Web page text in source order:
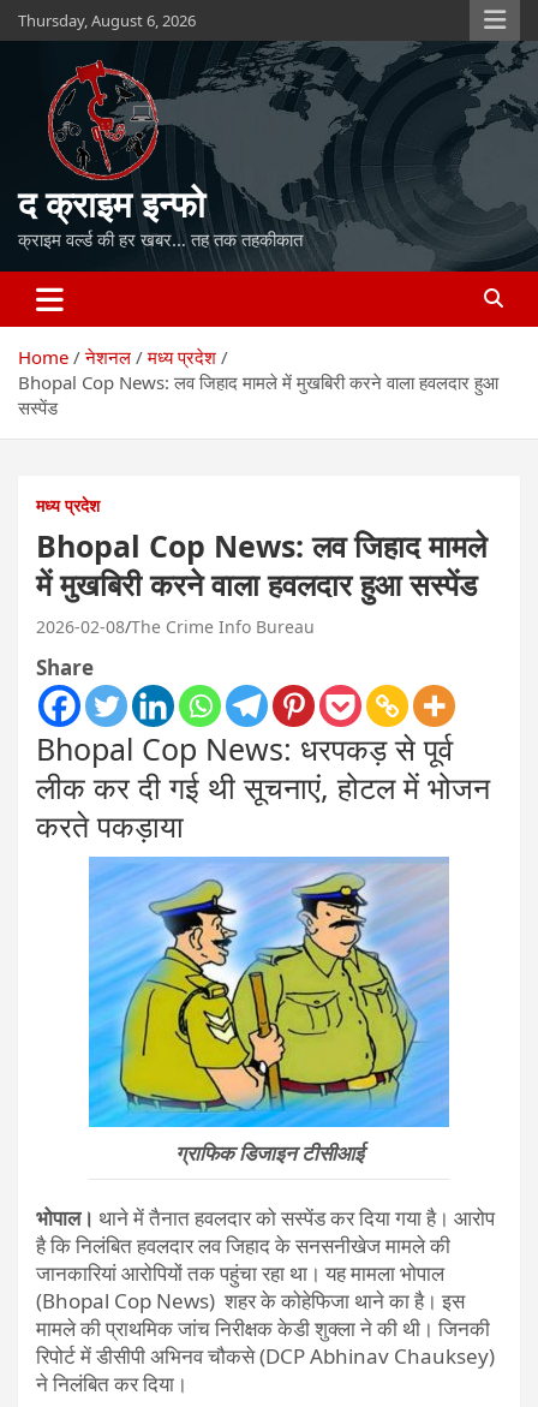
Skip
to
Thursday, August 6, 2026
द क्राइम इन्फो
क्राइम वर्ल्ड की हर खबर… तह तक तहकीकात
Home नेशनल
मध्य प्रदेश
Bhopal Cop News: लव जिहाद मामले में मुखबिरी करने वाला हवलदार हुआ
सस्पेंड
मध्य प्रदेश
Bhopal Cop News: लव जिहाद मामले
में मुखबिरी करने वाला हवलदार हुआ सस्पेंड
2026-02-08 The Crime Info Bureau
Share
Bhopal Cop News: धरपकड़ से पूर्व
लीक कर दी गई थी सूचनाएं, होटल में भोजन
करते पकड़ाया
ग्राफिक डिजाइन टीसीआई
भोपाल। थाने में तैनात हवलदार को सस्पेंड कर दिया गया है। आरोप
है कि निलंबित हवलदार लव जिहाद के सनसनीखेज मामले की
जानकारियां आरोपियों तक पहुंचा रहा था। यह मामला भोपाल
(Bhopal Cop News) शहर के कोहेफिजा थाने का है। इस
मामले की प्राथमिक जांच निरीक्षक केडी शुक्ला ने की थी। जिनकी
रिपोर्ट में डीसीपी अभिनव चौकसे (DCP Abhinav Chauksey)
ने निलंबित कर दिया।